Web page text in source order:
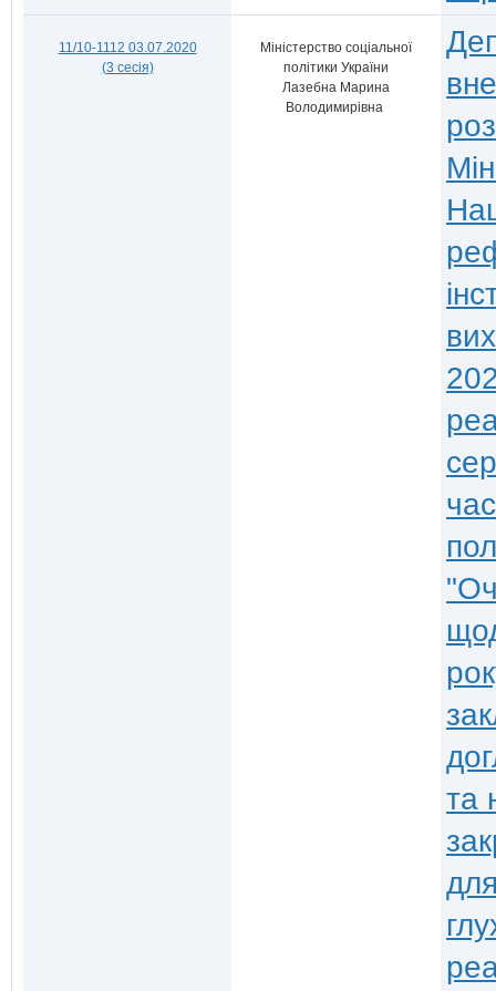
11/10-1112 03.07.2020
(3 сесія)
Міністерство соціальної
політики України
Лазебна Марина
Володимирівна
та